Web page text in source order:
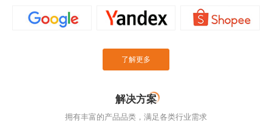
了解更多
解决方案
拥有丰富的产品品类，满足各类行业需求
工业自动化